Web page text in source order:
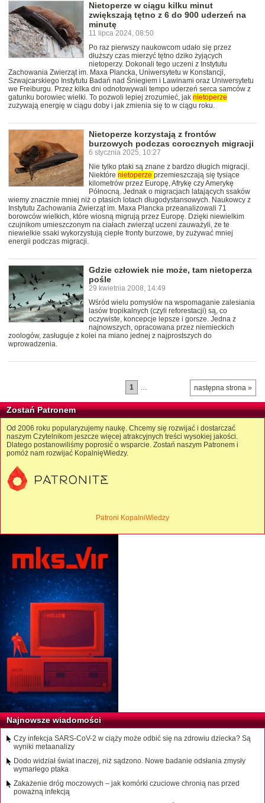
Nietoperze w ciągu kilku minut
zwiększają tętno z 6 do 900 uderzeń na
minutę
11 lipca 2024, 08:50
Po raz pierwszy naukowcom udało się przez
dłuższy czas mierzyć tętno dziko żyjących
nietoperzy. Dokonali tego uczeni z Instytutu
Zachowania Zwierząt im. Maxa Plancka, Uniwersytetu w Konstancji,
Szwajcarskiego Instytutu Badań nad Śniegiem i Lawinami oraz Uniwersytetu
we Freiburgu. Przez kilka dni odnotowywali tempo uderzeń serca samców z
gatunku borowiec wielki. To pozwoli lepiej zrozumieć, jak nietoperze
zużywają energię w ciągu doby i jak zmienia się to w ciągu roku.
Nietoperze korzystają z frontów
burzowych podczas corocznych migracji
6 stycznia 2025, 10:27
Nie tylko ptaki są znane z bardzo długich migracji.
Niektóre nietoperze przemieszczają się tysiące
kilometrów przez Europę, Afrykę czy Amerykę
Północną. Jednak o migracjach latających ssaków
wiemy znacznie mniej niż o ptasich lotach długodystansowych. Naukowcy z
Instytutu Zachowania Zwierząt im. Maxa Plancka przeanalizowali 71
borowców wielkich, które wiosną migrują przez Europę. Dzięki niewielkim
czujnikom umieszczonym na ciałach zwierząt uczeni zauważyli, że te
niewielkie ssaki wykorzystują ciepłe fronty burzowe, by zużywać mniej
energii podczas migracji.
Gdzie człowiek nie może, tam nietoperza
pośle
29 kwietnia 2008, 14:49
Wśród wielu pomysłów na wspomaganie zalesiania
lasów tropikalnych (czyli reforestacji) są, co
oczywiste, koncepcje lepsze i gorsze. Jedna z
najnowszych, opracowana przez niemieckich
zoologów, zasługuje z kolei na miano jednej z najprostszych do
wprowadzenia.
następna strona »
1 …
Zostań Patronem
Od 2006 roku popularyzujemy naukę. Chcemy się rozwijać i dostarczać
naszym Czytelnikom jeszcze więcej atrakcyjnych treści wysokiej jakości.
Dlatego postanowiliśmy poprosić o wsparcie. Zostań naszym Patronem i
pomóż nam rozwijać KopalnięWiedzy.
Patroni KopalniWiedzy
Najnowsze wiadomości
Czy infekcja SARS-CoV-2 w ciąży może odbić się na zdrowiu dziecka? Są
wyniki metaanalizy
Dodo widział świat inaczej, niż sądzono. Nowe badanie odsłania zmysły
wymarłego ptaka
Zakażenie dróg moczowych – jak komórki czuciowe chronią nas przed
poważną infekcją